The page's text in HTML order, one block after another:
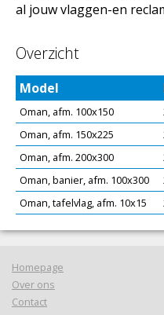
al jouw vlaggen-en
Overzicht
Model
Oman, afm. 100x150
Oman, afm. 150x225
Oman, afm. 200x300
Oman, banier, afm. 100x300
Oman, tafelvlag, afm. 10x15
Homepage
Over ons
Contact